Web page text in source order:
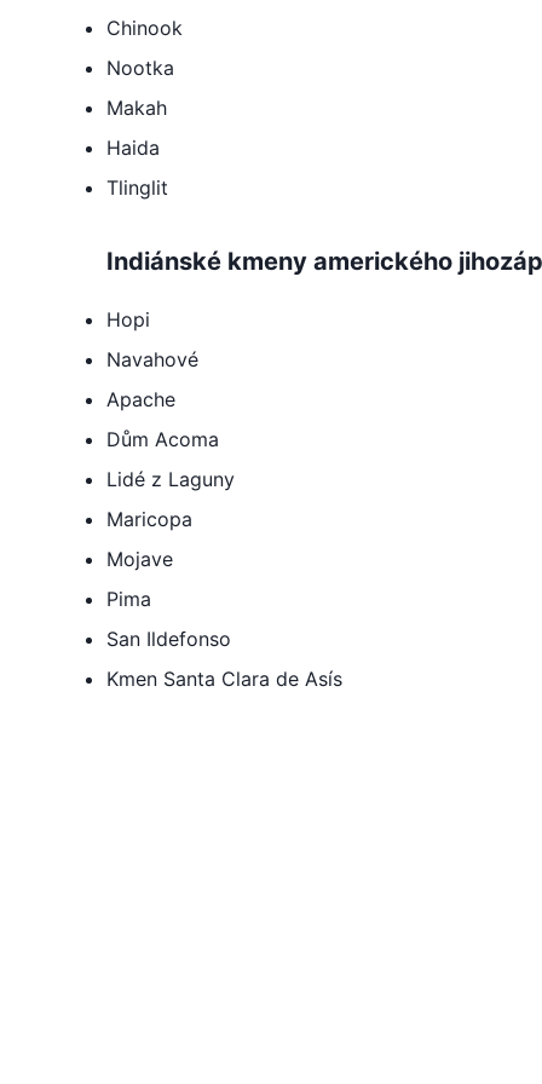
Chinook
Nootka
Makah
Haida
Tlinglit
Indiánské kmeny amerického
Hopi
Navahové
Apache
Dům Acoma
Lidé z Laguny
Maricopa
Mojave
Pima
San Ildefonso
Kmen Santa Clara de Asís